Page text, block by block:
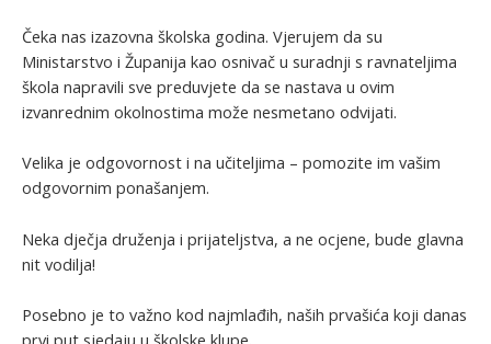
Čeka nas izazovna školska godina. Vjerujem da su
Ministarstvo i Županija kao osnivač u suradnji s ravnateljima
škola napravili sve preduvjete da se nastava u ovim
izvanrednim okolnostima može nesmetano odvijati.
Velika je odgovornost i na učiteljima – pomozite im vašim
odgovornim ponašanjem.
Neka dječja druženja i prijateljstva, a ne ocjene, bude glavna
nit vodilja!
Posebno je to važno kod najmlađih, naših prvašića koji danas
prvi put sjedaju u školske klupe.